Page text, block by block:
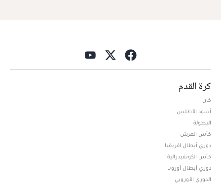
كرة القدم
كان
أسود الأطلس
البطولة
كأس العرش
دوري أبطال افريقيا
كأس الكونفيدرالية
دوري أبطال أوروبا
الدوري الأوروبي